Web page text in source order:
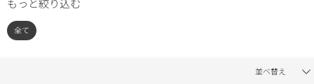
もっと絞り込む
全て
並べ替え